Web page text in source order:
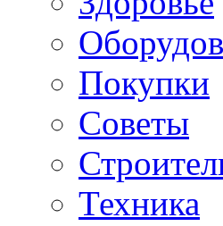
Покупки
Советы
Техника